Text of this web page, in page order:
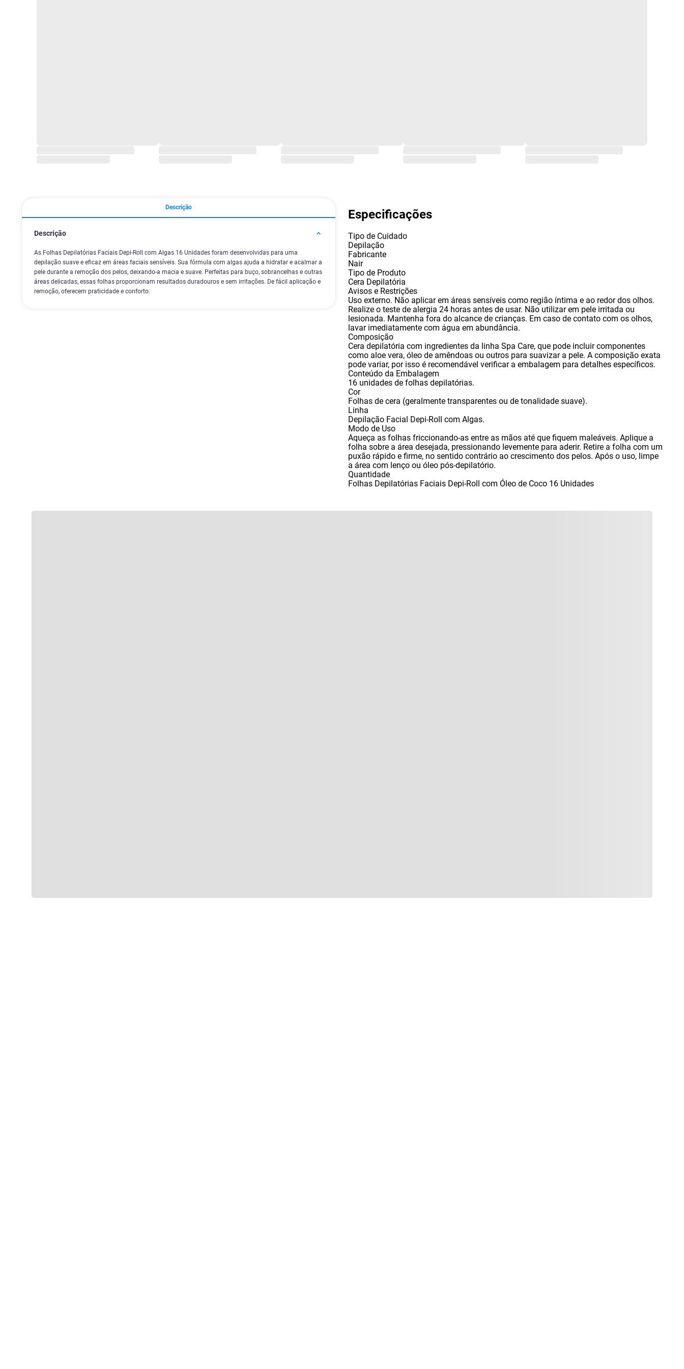
Descrição
Descrição
As Folhas Depilatórias Faciais Depi-Roll com Algas 16 Unidades foram desenvolvidas para uma
depilação suave e eficaz em áreas faciais sensíveis. Sua fórmula com algas ajuda a hidratar e acalmar a
pele durante a remoção dos pelos, deixando-a macia e suave. Perfeitas para buço, sobrancelhas e outras
áreas delicadas, essas folhas proporcionam resultados duradouros e sem irritações. De fácil aplicação e
remoção, oferecem praticidade e conforto.
Especificações
Tipo de Cuidado
Depilação
Fabricante
Nair
Tipo de Produto
Cera Depilatória
Avisos e Restrições
Uso externo. Não aplicar em áreas sensíveis como região íntima e ao redor dos olhos.
Realize o teste de alergia 24 horas antes de usar. Não utilizar em pele irritada ou
lesionada. Mantenha fora do alcance de crianças. Em caso de contato com os olhos,
lavar imediatamente com água em abundância.
Composição
Cera depilatória com ingredientes da linha Spa Care, que pode incluir componentes
como aloe vera, óleo de amêndoas ou outros para suavizar a pele. A composição exata
pode variar, por isso é recomendável verificar a embalagem para detalhes específicos.
Conteúdo da Embalagem
16 unidades de folhas depilatórias.
Cor
Folhas de cera (geralmente transparentes ou de tonalidade suave).
Linha
Depilação Facial Depi-Roll com Algas.
Modo de Uso
Aqueça as folhas friccionando-as entre as mãos até que fiquem maleáveis. Aplique a
folha sobre a área desejada, pressionando levemente para aderir. Retire a folha com um
puxão rápido e firme, no sentido contrário ao crescimento dos pelos. Após o uso, limpe
a área com lenço ou óleo pós-depilatório.
Quantidade
Folhas Depilatórias Faciais Depi-Roll com Óleo de Coco 16 Unidades